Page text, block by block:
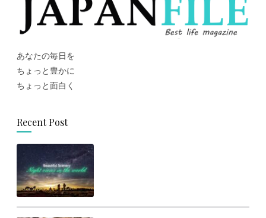
あなたの毎日を
ちょっと豊かに
ちょっと面白く
Recent Post